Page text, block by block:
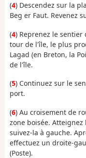
(4) Descendez sur la
Beg er Faut. Revenez
(4) Reprenez le
tour de l'île, le plus
Lagad (en Breton, la
de l'île.
(5) Continuez sur le
port.
(6) Au croisement de
zone boisée.
suivez-la à gauche.
effectuez un droite-
(Poste).